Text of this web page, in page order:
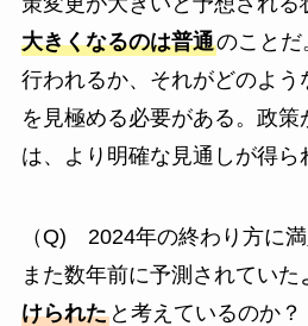
大きくなるのは普通のことだ
行われるか、それがどのよう
を見極める必要がある。政策
は、より明確な見通しが得ら
（Q) 2024年の終わり方に
また数年前に予測されていた
けられたと考えているのか？